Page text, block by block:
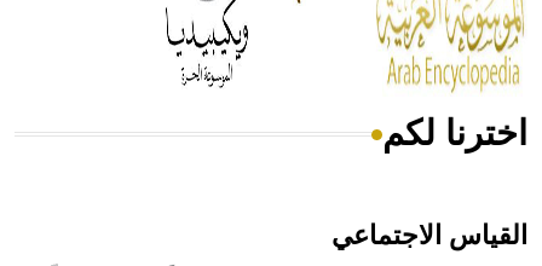
أجود أنواعه، ويمتاز بكبر الحجم ويسمى الش
هل تعلم أن الأبسيد كلمة فرنسية اللفظ تم اعتمادها مصطلحاً
اخترنا لكم
القياس الاجتماعي